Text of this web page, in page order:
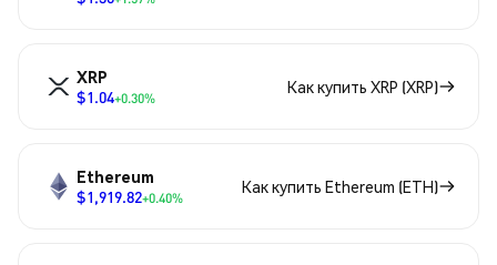
XRP
$1.04+0.30%
Как купить XRP (XRP)
Ethereum
$1,919.82+0.40%
Как купить Ethereum (ETH)